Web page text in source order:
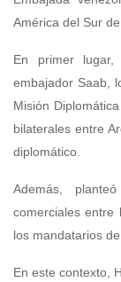
América del Sur
En primer
embajador Saab,
Misión
bilaterales entre
diplomático.
Además,
comerciales entre
los mandatarios
En este contexto,